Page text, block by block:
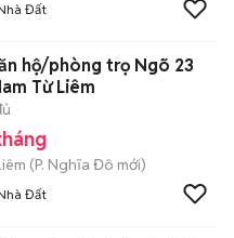
Đất
hộ/phòng trọ Ngõ 23
Từ Liêm
(P. Nghĩa Đô mới)
Đất